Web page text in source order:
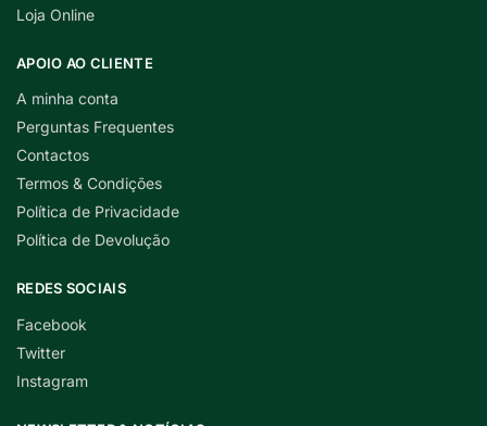
Loja Online
APOIO AO CLIENTE
A minha conta
Perguntas Frequentes
Contactos
Termos & Condições
Política de Privacidade
Política de Devolução
REDES SOCIAIS
Facebook
Twitter
Instagram